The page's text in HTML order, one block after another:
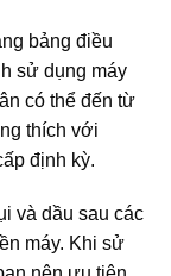
bảng điều
sử dụng máy
có thể đến từ
thích với
định kỳ.
và dầu sau các
máy. Khi sử